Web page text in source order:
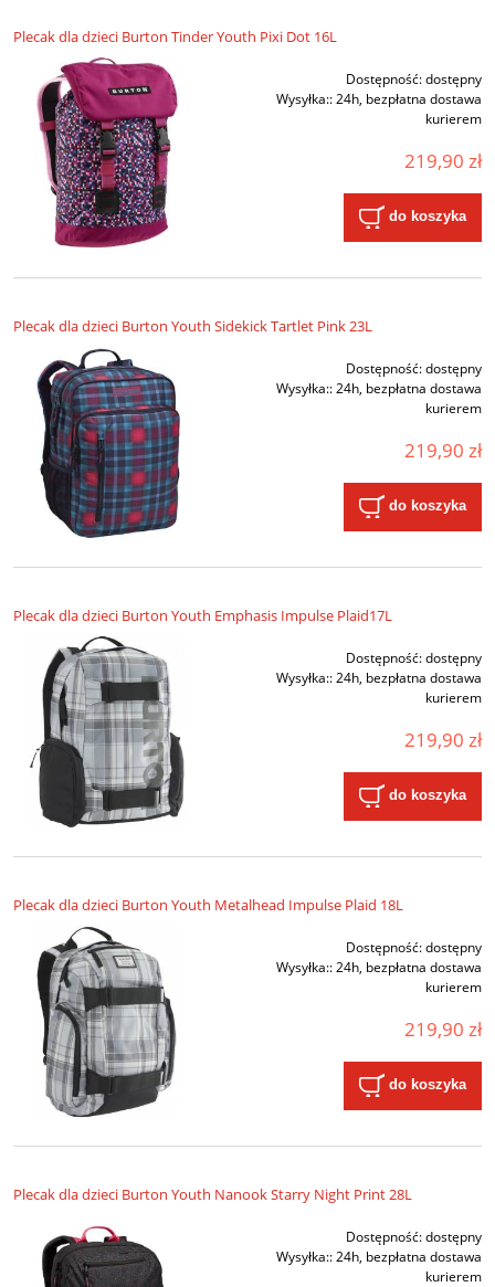
Plecak dla dzieci Burton Tinder Youth Pixi Dot 16L
Dostępność:dostępny
Wysyłka::24h, bezpłatna dostawa
kurierem
219,90 zł
do koszyka
Plecak dla dzieci Burton Youth Sidekick Tartlet Pink 23L
Dostępność:dostępny
Wysyłka::24h, bezpłatna dostawa
kurierem
219,90 zł
do koszyka
Plecak dla dzieci Burton Youth Emphasis Impulse Plaid17L
Dostępność:dostępny
Wysyłka::24h, bezpłatna dostawa
kurierem
219,90 zł
do koszyka
Plecak dla dzieci Burton Youth Metalhead Impulse Plaid 18L
Dostępność:dostępny
Wysyłka::24h, bezpłatna dostawa
kurierem
219,90 zł
do koszyka
Plecak dla dzieci Burton Youth Nanook Starry Night Print 28L
Dostępność:dostępny
Wysyłka::24h, bezpłatna dostawa
kurierem